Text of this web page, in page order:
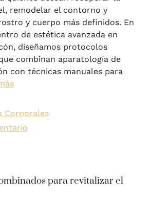
remodelar el contorno y
y cuerpo más definidos. En
de estética avanzada en
diseñamos protocolos
combinan aparatología de
con técnicas manuales para
Corporales
para revitalizar el